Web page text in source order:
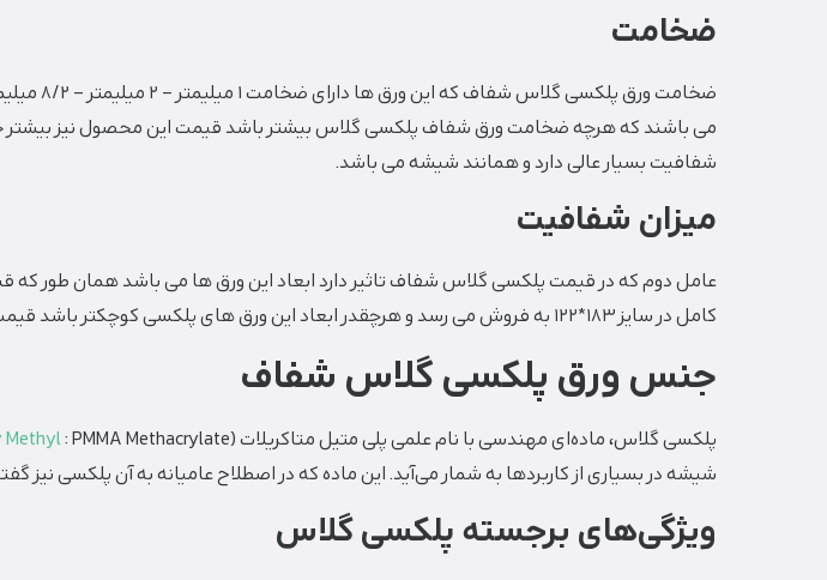
ضخامت
شفافیت بسیار عالی دارد و همانند شیشه می باشد.
میزان شفافیت
کامل در سایز 183*122 به فروش می رسد و هرچقدر ابعاد این ورق های پلکسی کوچکتر باشد قیمت پایین تری نیز خواهد داشت.
جنس ورق پلکسی گلاس شفاف
پلکسی گلاس، ماده‌ای مهندسی با نام علمی پلی متیل متاکریلات ( Methyl
شیشه در بسیاری از کاربردها به شمار می‌آید.این ماده که در اصطلاح عامیانه به آن پلکسی نیز
ویژگی‌های برجسته پلکسی گلاس